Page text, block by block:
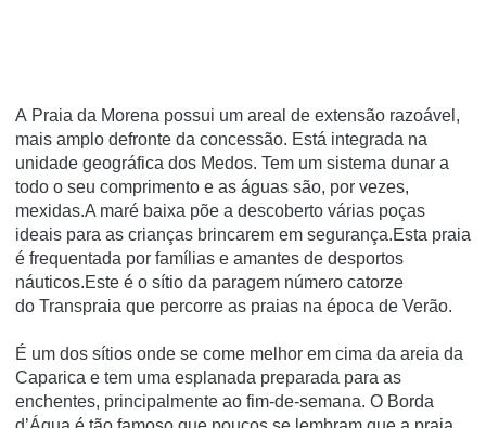
A Praia da Morena possui um areal de extensão razoável,
mais amplo defronte da concessão. Está integrada na
unidade geográfica dos Medos. Tem um sistema dunar a
todo o seu comprimento e as águas são, por vezes,
mexidas.A maré baixa põe a descoberto várias poças
ideais para as crianças brincarem em segurança.Esta praia
é frequentada por famílias e amantes de desportos
náuticos.Este é o sítio da paragem número catorze
do Transpraia que percorre as praias na época de Verão.
É um dos sítios onde se come melhor em cima da areia da
Caparica e tem uma esplanada preparada para as
enchentes, principalmente ao fim-de-semana. O Borda